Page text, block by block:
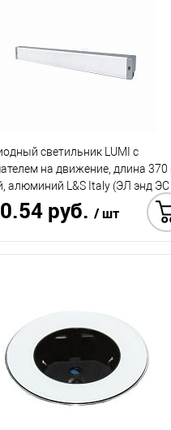
светильник LUMI с
на движение, длина 370
алюминий L&S Italy (ЭЛ энд ЭС
руб./ шт